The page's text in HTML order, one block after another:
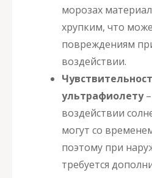
морозах
хрупким, что
повреждениям
воздействии.
ультрафиолету–
воздействии
могут со
поэтому при
требуется